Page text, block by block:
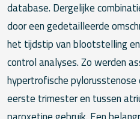
database. Dergelijke
door een gedetailleerde
het tijdstip van blootstelling
control analyses. Zo werden
hypertrofische
eerste trimester en tussen